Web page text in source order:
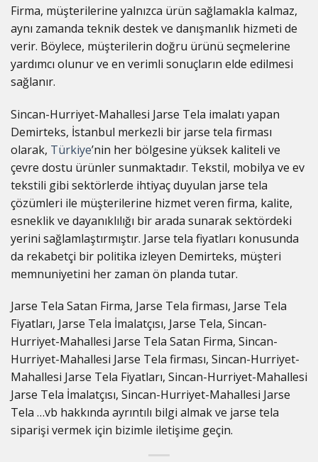
Firma, müşterilerine yalnızca ürün sağlamakla kalmaz,
aynı zamanda teknik destek ve danışmanlık hizmeti de
verir. Böylece, müşterilerin doğru ürünü seçmelerine
yardımcı olunur ve en verimli sonuçların elde edilmesi
sağlanır.
Sincan-Hurriyet-Mahallesi Jarse Tela imalatı yapan
Demirteks, İstanbul merkezli bir jarse tela firması
olarak, Türkiye’nin her bölgesine yüksek kaliteli ve
çevre dostu ürünler sunmaktadır. Tekstil, mobilya ve ev
tekstili gibi sektörlerde ihtiyaç duyulan jarse tela
çözümleri ile müşterilerine hizmet veren firma, kalite,
esneklik ve dayanıklılığı bir arada sunarak sektördeki
yerini sağlamlaştırmıştır. Jarse tela fiyatları konusunda
da rekabetçi bir politika izleyen Demirteks, müşteri
memnuniyetini her zaman ön planda tutar.
Jarse Tela Satan Firma, Jarse Tela firması, Jarse Tela
Fiyatları, Jarse Tela İmalatçısı, Jarse Tela, Sincan-
Hurriyet-Mahallesi Jarse Tela Satan Firma, Sincan-
Hurriyet-Mahallesi Jarse Tela firması, Sincan-Hurriyet-
Mahallesi Jarse Tela Fiyatları, Sincan-Hurriyet-Mahallesi
Jarse Tela İmalatçısı, Sincan-Hurriyet-Mahallesi Jarse
Tela …vb hakkında ayrıntılı bilgi almak ve jarse tela
siparişi vermek için bizimle iletişime geçin.